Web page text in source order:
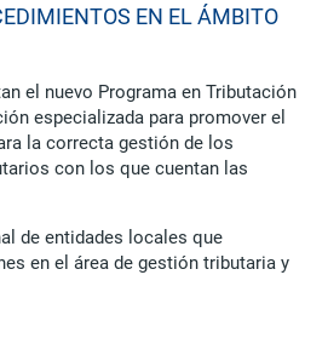
EN EL ÁMBITO
el nuevo Programa en Tributación
especializada para promover el
la correcta gestión de los
con los que cuentan las
de entidades locales que
en el área de gestión tributaria y